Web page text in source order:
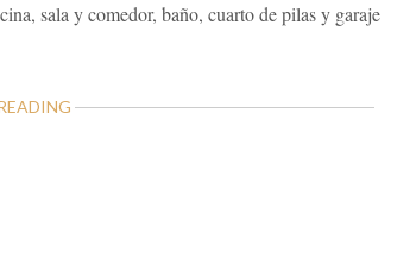
sala y comedor, baño, cuarto de pilas y garaje
ABOUT